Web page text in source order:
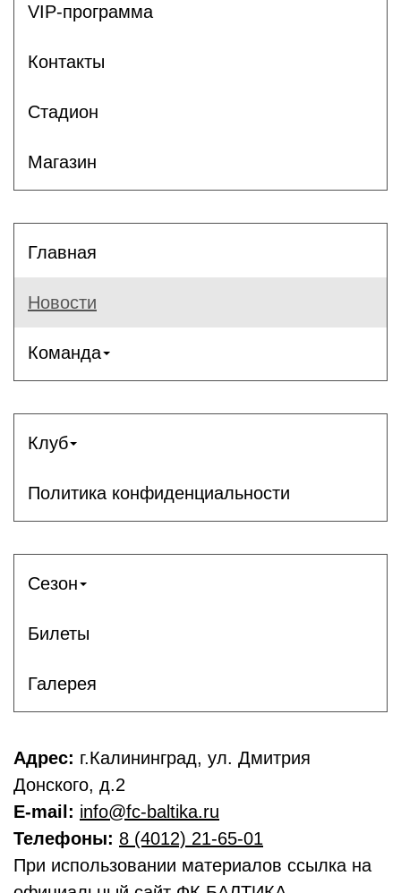
VIP-программа
Контакты
Стадион
Магазин
Главная
Новости
Команда
Клуб
Политика конфиденциальности
Сезон
Билеты
Галерея
Адрес: г.Калининград, ул. Дмитрия
Донского, д.2
E-mail: info@fc-baltika.ru
Телефоны: 8 (4012) 21-65-01
При использовании материалов ссылка на